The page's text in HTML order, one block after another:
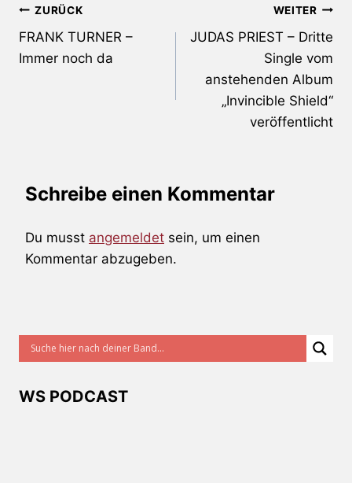
Beitragsnavigation
ZURÜCK
FRANK TURNER –
Immer noch da
WEITER
JUDAS PRIEST – Dritte
Single vom
anstehenden Album
„Invincible Shield“
veröffentlicht
Schreibe einen Kommentar
Du musst angemeldet sein, um einen
Kommentar abzugeben.
WS PODCAST